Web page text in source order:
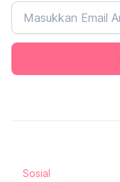
Sosial